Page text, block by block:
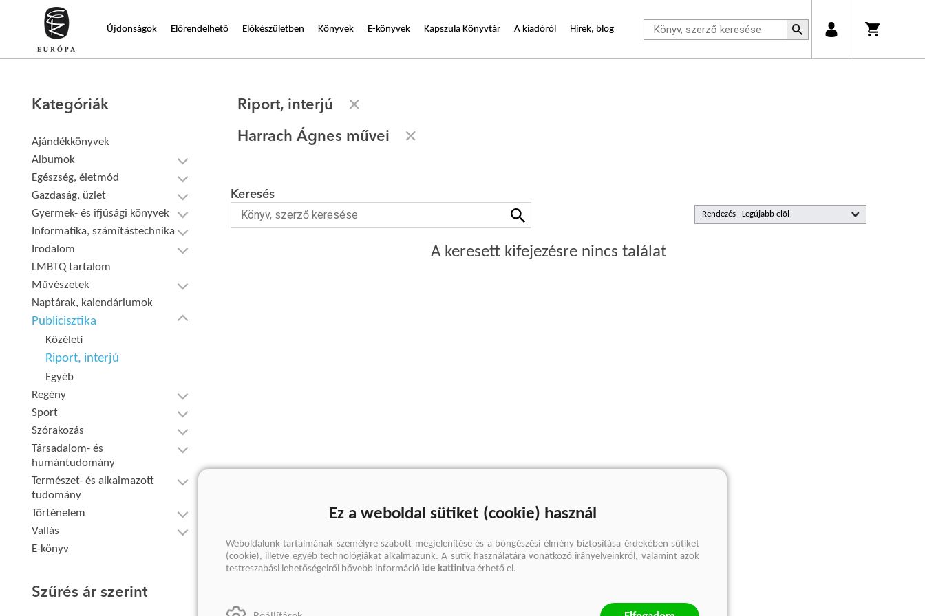
Újdonságok Előrendelhető Előkészületben Könyvek E-könyvek Kapszula Könyvtár A kiadóról Hírek, blog
Kategóriák
Ajándékkönyvek
Albumok
Egészség, életmód
Gazdaság, üzlet
Gyermek- és ifjúsági könyvek
Informatika, számítástechnika
Irodalom
LMBTQ tartalom
Művészetek
Naptárak, kalendáriumok
Publicisztika
Közéleti
Riport, interjú
Egyéb
Regény
Sport
Szórakozás
Társadalom- és
humántudomány
Természet- és alkalmazott
tudomány
Történelem
Vallás
E-könyv
Szűrés ár szerint
Riport, interjú
Harrach Ágnes művei
Rendezés
Keresés
A keresett kifejezésre nincs találat
Ez a weboldal sütiket (cookie) használ
Weboldalunk tartalmának személyre szabott megjelenítése és a böngészési élmény biztosítása érdekében sütiket
(cookie), illetve egyéb technológiákat alkalmazunk. A sütik használatára vonatkozó irányelveinkről, valamint azok
testreszabási lehetőségeiről bővebb információ ide kattintva érhető el.